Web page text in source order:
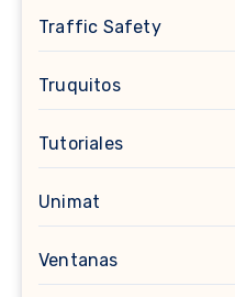
Traffic Safety
Truquitos
Tutoriales
Unimat
Ventanas